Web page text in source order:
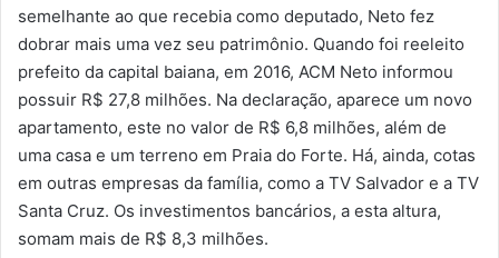
semelhante ao que recebia como deputado, Neto fez
dobrar mais uma vez seu patrimônio. Quando foi reeleito
prefeito da capital baiana, em 2016, ACM Neto informou
possuir R$ 27,8 milhões. Na declaração, aparece um novo
apartamento, este no valor de R$ 6,8 milhões, além de
uma casa e um terreno em Praia do Forte. Há, ainda, cotas
em outras empresas da família, como a TV Salvador e a TV
Santa Cruz. Os investimentos bancários, a esta altura,
somam mais de R$ 8,3 milhões.